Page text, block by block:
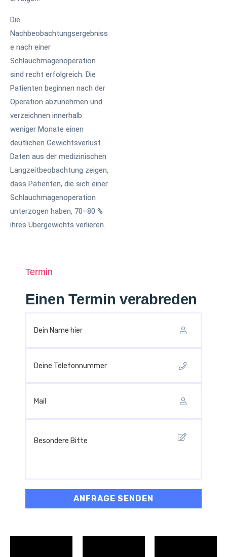
Die
Nachbeobachtungsergebniss
e nach einer
Schlauchmagenoperation
sind recht erfolgreich. Die
Patienten beginnen nach der
Operation abzunehmen und
verzeichnen innerhalb
weniger Monate einen
deutlichen Gewichtsverlust.
Daten aus der medizinischen
Langzeitbeobachtung zeigen,
dass Patienten, die sich einer
Schlauchmagenoperation
unterzogen haben, 70–80 %
ihres Übergewichts verlieren.
Termin
Einen Termin verabreden